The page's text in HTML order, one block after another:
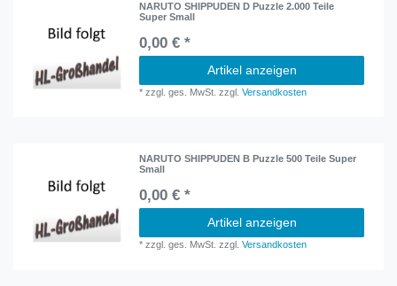
NARUTO SHIPPUDEN D Puzzle 2.000 Teile
Super Small
0,00 € *
Artikel anzeigen
*zzgl. ges. MwSt. zzgl.Versandkosten
NARUTO SHIPPUDEN B Puzzle 500 Teile Super
Small
0,00 € *
Artikel anzeigen
*zzgl. ges. MwSt. zzgl.Versandkosten